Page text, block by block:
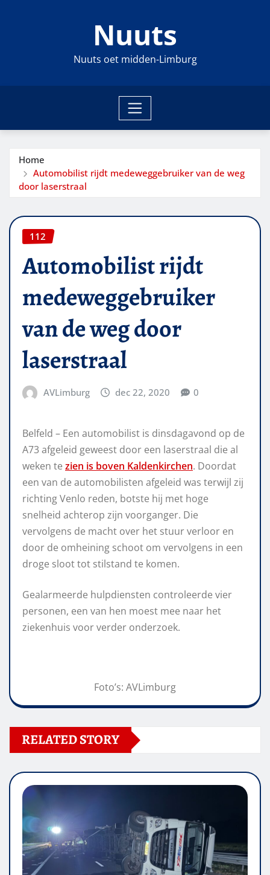
Nuuts
Nuuts oet midden-Limburg
Home
Automobilist rijdt medeweggebruiker van de weg
door laserstraal
112
Automobilist rijdt
medeweggebruiker
van de weg door
laserstraal
AVLimburg dec 22, 2020 0
Belfeld – Een automobilist is dinsdagavond op de
A73 afgeleid geweest door een laserstraal die al
weken te zien is boven Kaldenkirchen. Doordat
een van de automobilisten afgeleid was terwijl zij
richting Venlo reden, botste hij met hoge
snelheid achterop zijn voorganger. Die
vervolgens de macht over het stuur verloor en
door de omheining schoot om vervolgens in een
droge sloot tot stilstand te komen.
Gealarmeerde hulpdiensten controleerde vier
personen, een van hen moest mee naar het
ziekenhuis voor verder onderzoek.
Foto’s: AVLimburg
RELATED STORY